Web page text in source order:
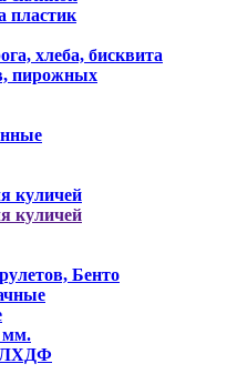
пластик
хлеба, бисквита
пирожных
куличей
куличей
Бенто
мм.
ЛХДФ